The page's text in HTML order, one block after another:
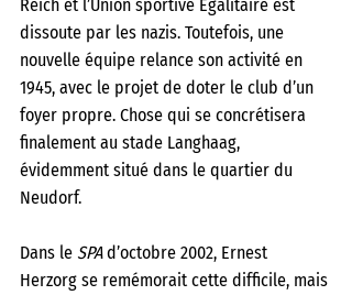
Reich et l’Union sportive Égalitaire est
dissoute par les nazis. Toutefois, une
nouvelle équipe relance son activité en
1945, avec le projet de doter le club d’un
foyer propre. Chose qui se concrétisera
finalement au stade Langhaag,
évidemment situé dans le quartier du
Neudorf.
Dans le SPA d’octobre 2002, Ernest
Herzorg se remémorait cette difficile, mais